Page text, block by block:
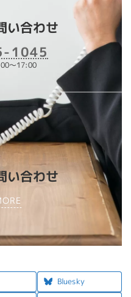
い合わせ
1045
～17:00
い合わせ
Bluesky